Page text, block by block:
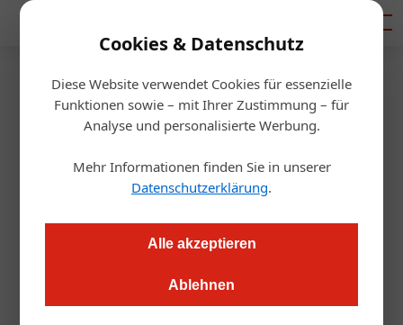
Cookies & Datenschutz
Diese Website verwendet Cookies für essenzielle
Funktionen sowie – mit Ihrer Zustimmung – für
Analyse und personalisierte Werbung.
Mehr Informationen finden Sie in unserer
Datenschutzerklärung.
Alle akzeptieren
Ablehnen
Startseite/Gastro & Hotel
Statistik Austria
Tourismusakzeptanz in
Österreich auf hohem Niveau
Statistik Austria legt erstmals umfassende Daten zur